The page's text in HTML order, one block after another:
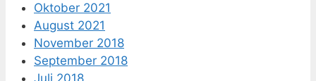
Oktober 2021
August 2021
November 2018
September 2018